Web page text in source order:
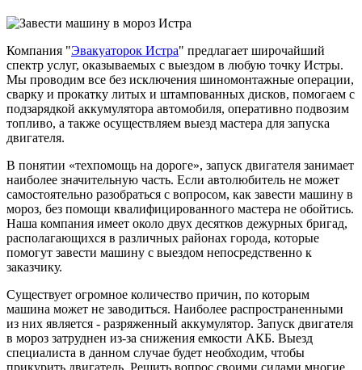
Компания "Эвакуаторок Истра" предлагает широчайший
спектр услуг, оказываемых с выездом в любую точку Истры.
Мы проводим все без исключения шиномонтажные операции,
сварку и прокатку литых и штампованных дисков, помогаем с
подзарядкой аккумулятора автомобиля, оперативно подвозим
топливо, а также осуществляем выезд мастера для запуска
двигателя.
В понятии «техпомощь на дороге», запуск двигателя занимает
наиболее значительную часть. Если автолюбитель не может
самостоятельно разобраться с вопросом, как завести машину в
мороз, без помощи квалифицированного мастера не обойтись.
Наша компания имеет около двух десятков дежурных бригад,
располагающихся в различных районах города, которые
помогут завести машину с выездом непосредственно к
заказчику.
Существует огромное количество причин, по которым
машина может не заводиться. Наиболее распространенными
из них является - разряженный аккумулятор. Запуск двигателя
в мороз затруднен из-за снижения емкости АКБ. Выезд
специалиста в данном случае будет необходим, чтобы
прикурить двигатель. Решить вопрос своими силами многие